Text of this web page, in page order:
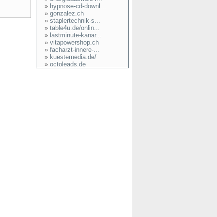
» hypnose-cd-downl...
» gonzalez.ch
» staplertechnik-s...
» table4u.de/onlin...
» lastminute-kanar...
» vitapowershop.ch
» facharzt-innere-...
» kuestemedia.de/
» octoleads.de